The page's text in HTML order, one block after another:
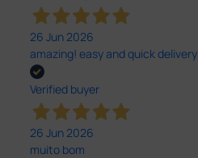
26 Jun 2026
amazing! easy and quick delivery
Verified buyer
26 Jun 2026
muito bom